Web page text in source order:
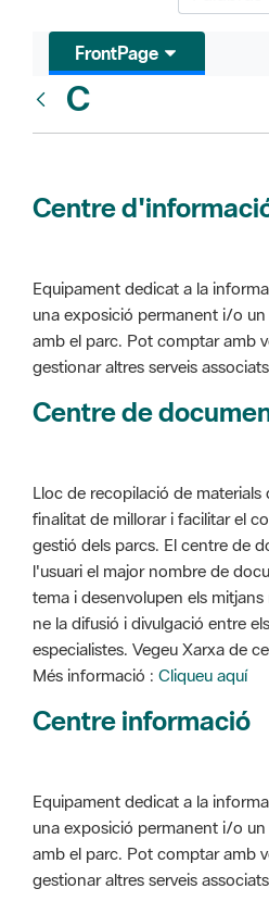
FrontPage
C
Centre
Equipament dedicat a la
una exposició permanent i/o
amb el parc. Pot comptar amb
gestionar altres serveis
Centre de
Lloc de recopilació de
finalitat de millorar i facilitar el
gestió dels parcs. El centre de
l'usuari el major nombre de
tema i desenvolupen els
ne la difusió i divulgació entre
especialistes. Vegeu Xarxa de
Més informació : Cliqueu aquí
Centre informació
Equipament dedicat a la
una exposició permanent i/o
amb el parc. Pot comptar amb
gestionar altres serveis